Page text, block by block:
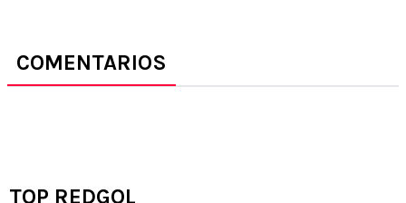
COMENTARIOS
TOP REDGOL